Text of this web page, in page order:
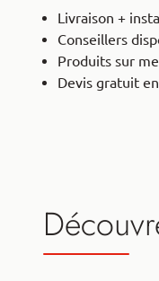
Livraison +
Conseillers
Produits sur
Devis gratuit